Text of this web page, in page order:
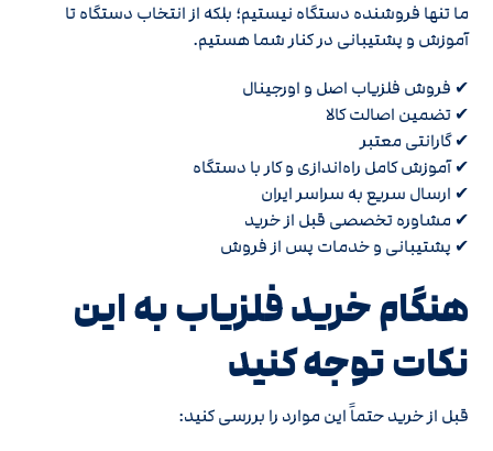
ما تنها فروشنده دستگاه نیستیم؛ بلکه از انتخاب دستگاه تا
آموزش و پشتیبانی در کنار شما هستیم.
✔ فروش فلزیاب اصل و اورجینال
✔ تضمین اصالت کالا
✔ گارانتی معتبر
✔ آموزش کامل راه‌اندازی و کار با دستگاه
✔ ارسال سریع به سراسر ایران
✔ مشاوره تخصصی قبل از خرید
✔ پشتیبانی و خدمات پس از فروش
هنگام خرید فلزیاب به این
نکات توجه کنید
قبل از خرید حتماً این موارد را بررسی کنید: